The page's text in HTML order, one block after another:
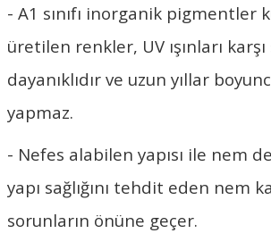
- A1 sınıfı inorganik pigmentler
üretilen renkler, UV ışınları
dayanıklıdır ve uzun yıllar
yapmaz.
- Nefes alabilen yapısı ile nem
yapı sağlığını tehdit eden nem
sorunların önüne geçer.